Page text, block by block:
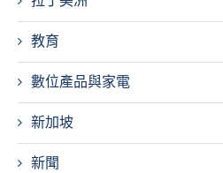
教育
數位產品與家電
新加坡
新聞